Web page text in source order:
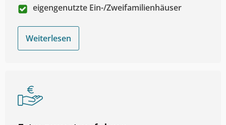
eigengenutzte Ein-/Zweifamilienhäuser
Weiterlesen